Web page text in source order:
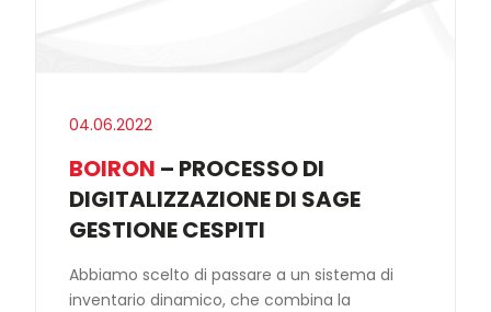
04.06.2022
BOIRON – PROCESSO DI
DIGITALIZZAZIONE DI SAGE
GESTIONE CESPITI
Abbiamo scelto di passare a un sistema di
inventario dinamico, che combina la